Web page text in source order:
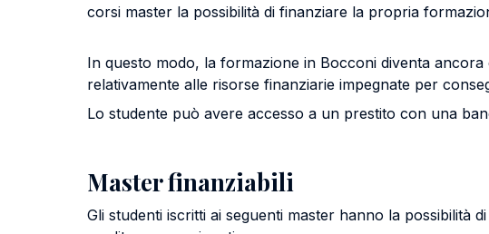
corsi master la possibilità di finanziare la propria
In questo modo, la formazione in Bocconi diventa
relativamente alle risorse finanziarie impegnate per
Lo studente può avere accesso a un prestito con una
Master finanziabili
Gli studenti iscritti ai seguenti master hanno la possibilità